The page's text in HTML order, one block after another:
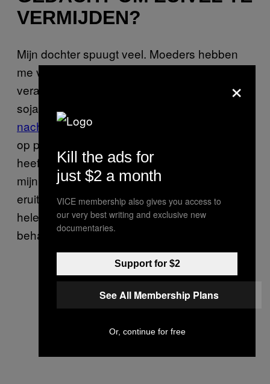
VERMIJDEN?
Mijn dochter spuugt veel. Moeders hebben
me vaak aangeraden mijn dieet te
veranderen en te stoppen met zuivel, gluten,
soja, maïs en zelfs groenten uit de
nachtschadefamilie
op pizza’s en vegetarische hamburgers —
heeft mijn dokter me verzekerd dat wat ik in
mijn mond stop, niets te maken heeft met wat
eruit mijn dochter komt. Mocht het niet
helemaal duidelijk zijn: geef geen adviezen,
behalve als je erom gevraagd wordt.
×
Kill the ads for
just $2 a month
VICE membership also gives you access to
our very best writing and exclusive new
documentaries.
Support for $2
See All Membership Plans
Or, continue for free